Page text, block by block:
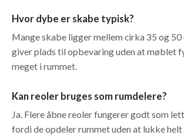
Hvor dybe er skabe typisk?
Mange skabe ligger mellem cirka 35 og 50
giver plads til opbevaring uden at møblet
meget i rummet.
Kan reoler bruges som rumdelere?
Ja. Flere åbne reoler fungerer godt som
fordi de opdeler rummet uden at lukke